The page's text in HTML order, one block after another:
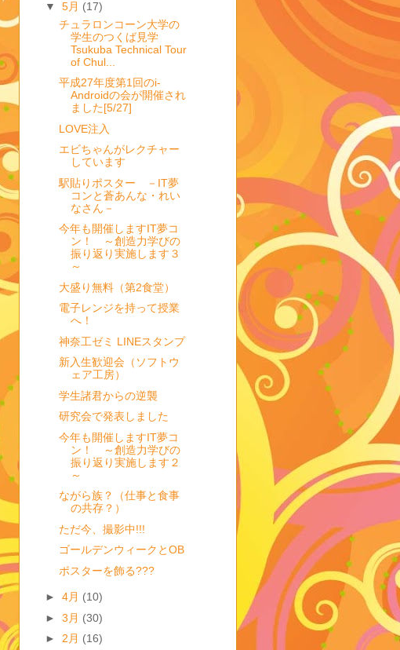
▼ 5月 (17)
チュラロンコーン大学の
学生のつくば見学
Tsukuba Technical Tour
of Chul...
平成27年度第1回のi-
Androidの会が開催され
ました[5/27]
LOVE注入
エビちゃんがレクチャー
しています
駅貼りポスター －IT夢
コンと蒼あんな・れい
なさん－
今年も開催しますIT夢コ
ン！ ～創造力学びの
振り返り実施します３
～
大盛り無料（第2食堂）
電子レンジを持って授業
へ！
神奈工ゼミ LINEスタンプ
新入生歓迎会（ソフトウ
ェア工房）
学生諸君からの逆襲
研究会で発表しました
今年も開催しますIT夢コ
ン！ ～創造力学びの
振り返り実施します２
～
ながら族？（仕事と食事
の共存？）
ただ今、撮影中!!!
ゴールデンウィークとOB
ポスターを飾る???
► 4月 (10)
► 3月 (30)
► 2月 (16)